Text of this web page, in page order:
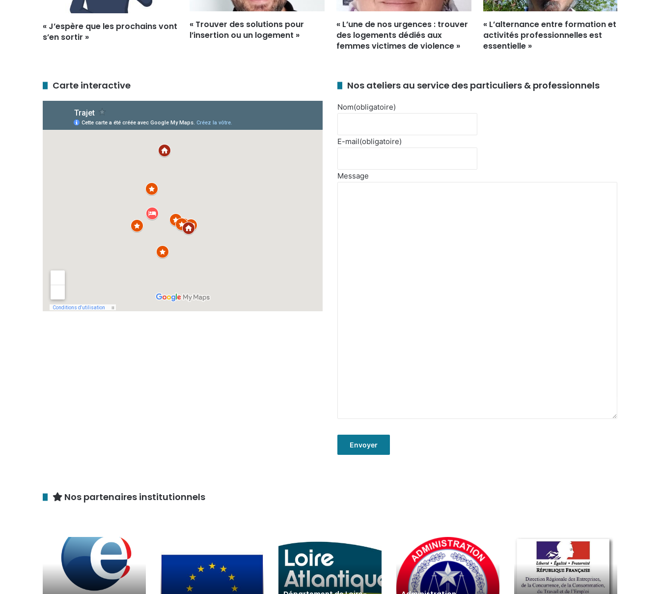
« J’espère que les prochains vont
s’en sortir »
« Trouver des solutions pour
l’insertion ou un logement »
« L’une de nos urgences : trouver
des logements dédiés aux
femmes victimes de violence »
« L’alternance entre formation et
activités professionnelles est
essentielle »
Carte interactive Nos ateliers au service des particuliers & professionnels
Nom(obligatoire)
E-mail(obligatoire)
Message
Envoyer
Nos partenaires institutionnels